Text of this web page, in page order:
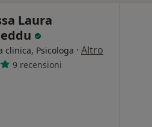
Laura
clinica, Psicologa · Altro
9 recensioni